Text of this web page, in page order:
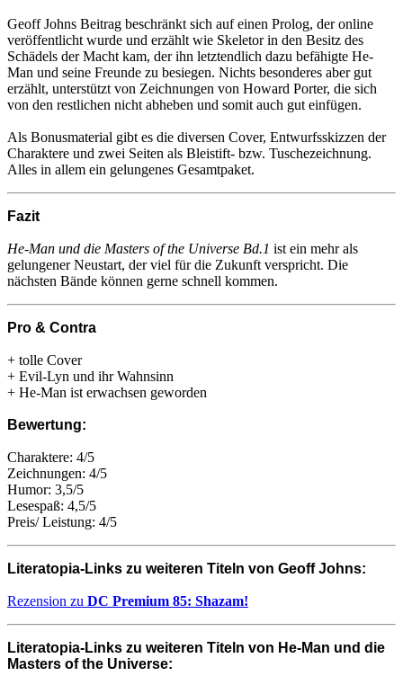
Geoff Johns Beitrag beschränkt sich auf einen Prolog, der online
veröffentlicht wurde und erzählt wie Skeletor in den Besitz des
Schädels der Macht kam, der ihn letztendlich dazu befähigte He-
Man und seine Freunde zu besiegen. Nichts besonderes aber gut
erzählt, unterstützt von Zeichnungen von Howard Porter, die sich
von den restlichen nicht abheben und somit auch gut einfügen.
Als Bonusmaterial gibt es die diversen Cover, Entwurfsskizzen der
Charaktere und zwei Seiten als Bleistift- bzw. Tuschezeichnung.
Alles in allem ein gelungenes Gesamtpaket.
Fazit
He-Man und die Masters of the Universe Bd.1 ist ein mehr als
gelungener Neustart, der viel für die Zukunft verspricht. Die
nächsten Bände können gerne schnell kommen.
Pro & Contra
+ tolle Cover
+ Evil-Lyn und ihr Wahnsinn
+ He-Man ist erwachsen geworden
Bewertung:
Charaktere: 4/5
Zeichnungen: 4/5
Humor: 3,5/5
Lesespaß: 4,5/5
Preis/ Leistung: 4/5
Literatopia-Links zu weiteren Titeln von Geoff Johns:
Rezension zu DC Premium 85: Shazam!
Literatopia-Links zu weiteren Titeln von He-Man und die
Masters of the Universe: